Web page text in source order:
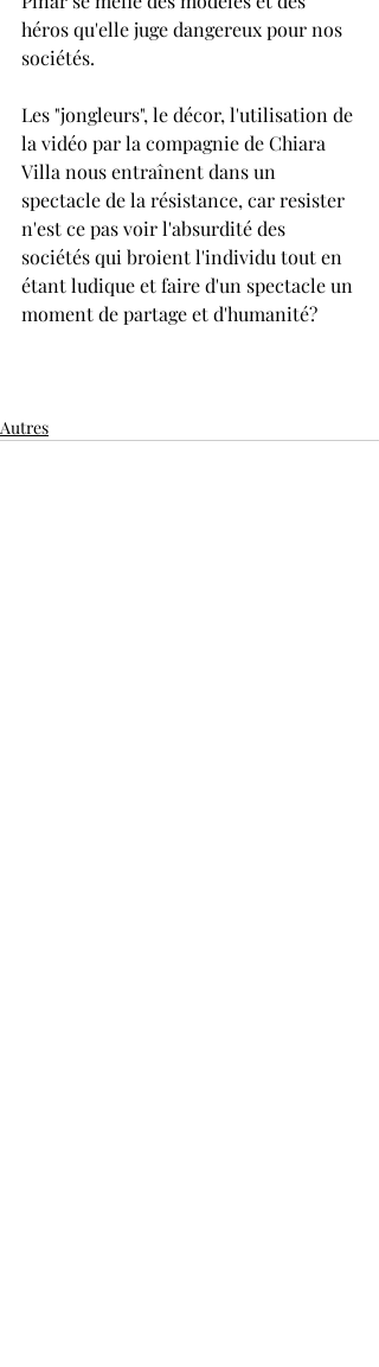
héros qu'elle juge dangereux pour nos
sociétés.
Les "jongleurs", le décor, l'utilisation de
la vidéo par la compagnie de Chiara
Villa nous entraînent dans un
spectacle de la résistance, car resister
n'est ce pas voir l'absurdité des
sociétés qui broient l'individu tout en
étant ludique et faire d'un spectacle un
moment de partage et d'humanité?
Autres